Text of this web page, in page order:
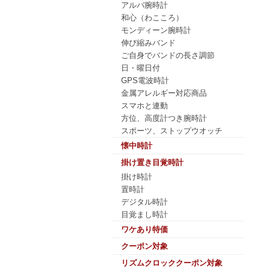
アルバ腕時計
和心（わこころ）
モンディーン腕時計
伸び縮みバンド
ご自身でバンドの長さ調節
日・曜日付
GPS電波時計
金属アレルギー対応商品
スマホと連動
方位、高度計つき腕時計
スポーツ、ストップウオッチ
懐中時計
掛け置き目覚時計
掛け時計
置時計
デジタル時計
目覚まし時計
ワケあり特価
クーポン対象
リズムクロッククーポン対象